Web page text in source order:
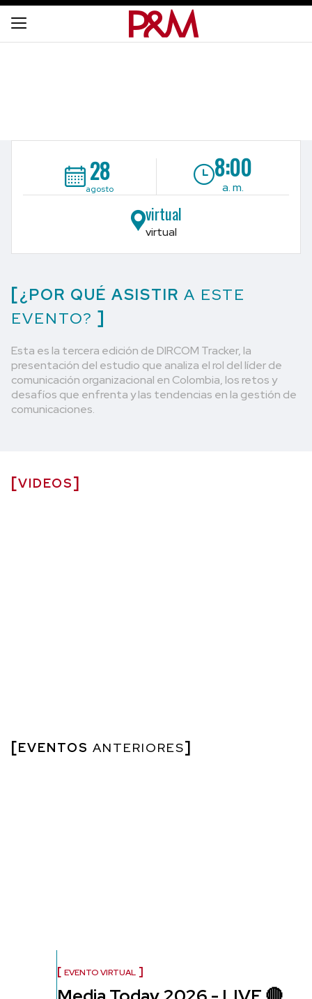
28
agosto
8:00
a. m.
virtual
virtual
¿POR QUÉ ASISTIR A ESTE
EVENTO?
Esta es la tercera edición de DIRCOM Tracker, la
presentación del estudio que analiza el rol del líder de
comunicación organizacional en Colombia, los retos y
desafíos que enfrenta y las tendencias en la gestión de
comunicaciones.
VIDEOS
EVENTOS ANTERIORES
EVENTO VIRTUAL